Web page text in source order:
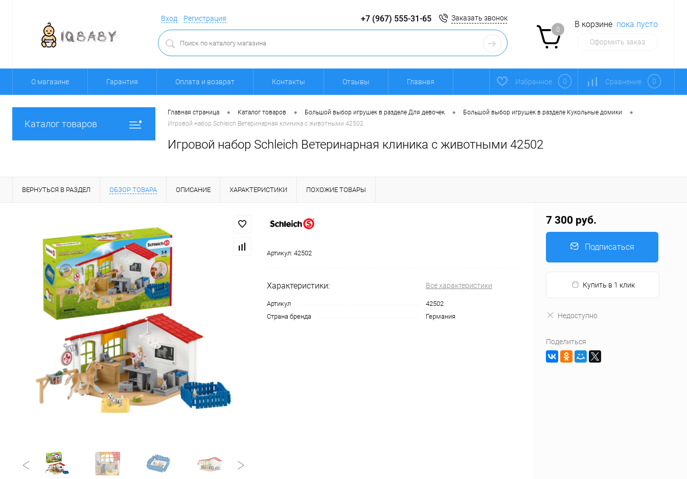
Вход Регистрация +7 (967) 555-31-65 Заказать звонок
0
В корзине пока пусто
Оформить заказ
О магазине Гарантия Оплата и возврат Контакты Отзывы Главная Избранное 0 Сравнение 0
Каталог товаров
Главная страница • Каталог товаров • Большой выбор игрушек в разделе Для девочек • Большой выбор игрушек в разделе Кукольные домики •
Игровой набор Schleich Ветеринарная клиника с животными 42502
Игровой набор Schleich Ветеринарная клиника с животными 42502
ВЕРНУТЬСЯ В РАЗДЕЛ ОБЗОР ТОВАРА ОПИСАНИЕ ХАРАКТЕРИСТИКИ ПОХОЖИЕ ТОВАРЫ
Артикул: 42502
Характеристики: Все характеристики
Артикул
42502
Страна бренда
Германия
7 300 руб.
Подписаться
Купить в 1 клик
Недоступно
Поделиться